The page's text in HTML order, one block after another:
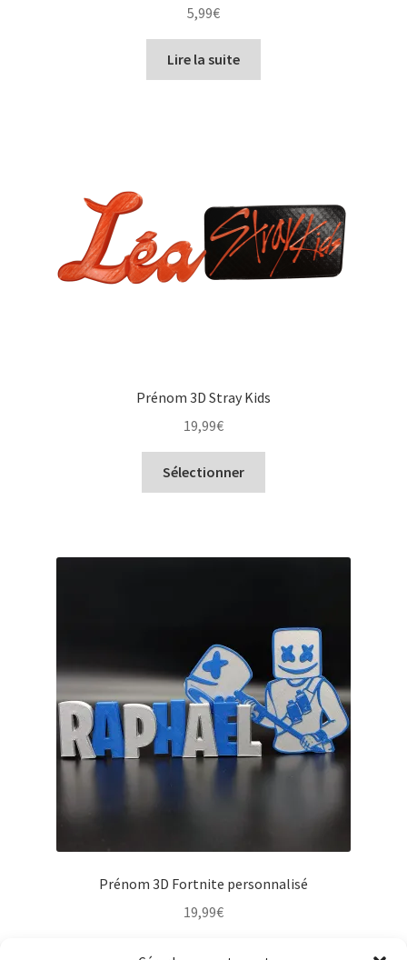
5,99€
Lire la suite
Prénom 3D Stray Kids
19,99€
Sélectionner
Prénom 3D Fortnite personnalisé
19,99€